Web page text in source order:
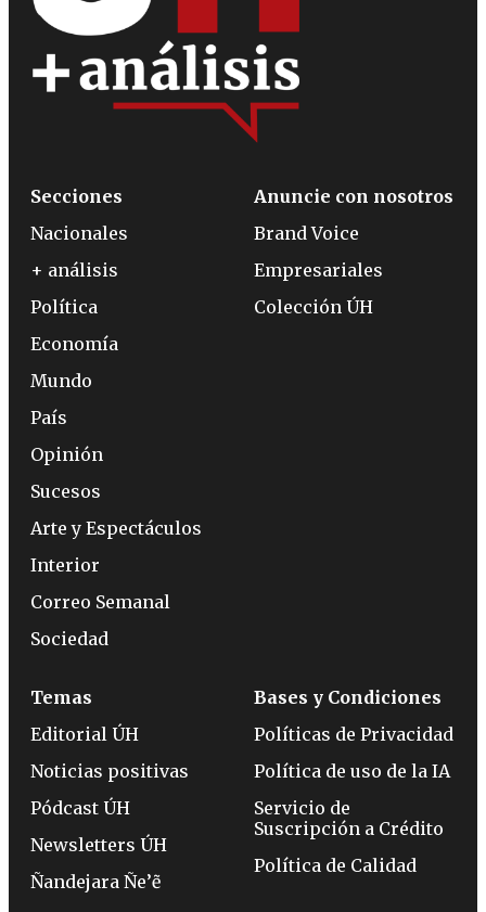
Secciones
Nacionales
+ análisis
Política
Economía
Mundo
País
Opinión
Sucesos
Arte y Espectáculos
Interior
Correo Semanal
Sociedad
Anuncie con nosotros
Brand Voice
Empresariales
Colección ÚH
Temas
Editorial ÚH
Noticias positivas
Pódcast ÚH
Newsletters ÚH
Ñandejara Ñe’ẽ
Bases y Condiciones
Políticas de Privacidad
Política de uso de la IA
Servicio de
Suscripción a Crédito
Política de Calidad